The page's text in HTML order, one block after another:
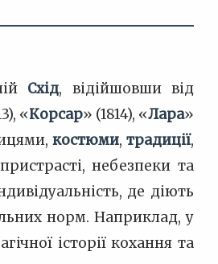
Схід, відійшовши від
«Корсар» (1814), «Лара»
костюми, традиції,
небезпеки та
де діють
норм. Наприклад, у
історії кохання та